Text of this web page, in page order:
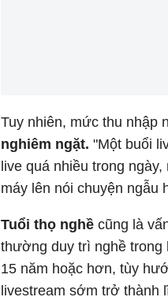
Tuy nhiên, mức thu nhập
nghiêm ngặt. "Một buổi
live quá nhiều trong
máy lên nói chuyện ngẫu
Tuổi thọ nghề cũng là
thường duy trì nghề trong
15 năm hoặc hơn, tùy
livestream sớm trở thành